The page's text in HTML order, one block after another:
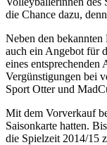
die Chance dazu,
Neben den
auch ein Angebot für
eines
Vergünstigungen bei
Sport Otter und
Mit dem Vorverkauf
Saisonkarte hatten.
die Spielzeit 2014/15